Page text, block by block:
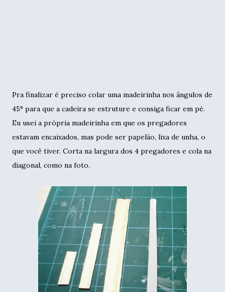
Pra finalizar é preciso colar uma madeirinha nos ângulos de
45° para que a cadeira se estruture e consiga ficar em pé.
Eu usei a própria madeirinha em que os pregadores
estavam encaixados, mas pode ser papelão, lixa de unha, o
que você tiver. Corta na largura dos 4 pregadores e cola na
diagonal, como na foto.